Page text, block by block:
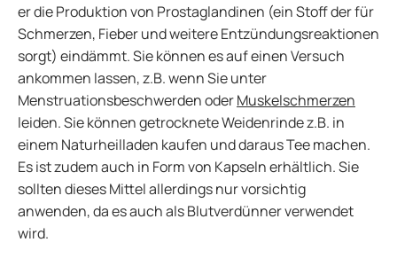
er die Produktion von Prostaglandinen (ein Stoff der für
Schmerzen, Fieber und weitere Entzündungsreaktionen
sorgt) eindämmt. Sie können es auf einen Versuch
ankommen lassen, z.B. wenn Sie unter
Menstruationsbeschwerden oderMuskelschmerzen
leiden. Sie können getrocknete Weidenrinde z.B. in
einem Naturheilladen kaufen und daraus Tee machen.
Es ist zudem auch in Form von Kapseln erhältlich. Sie
sollten dieses Mittel allerdings nur vorsichtig
anwenden, da es auch als Blutverdünner verwendet
wird.